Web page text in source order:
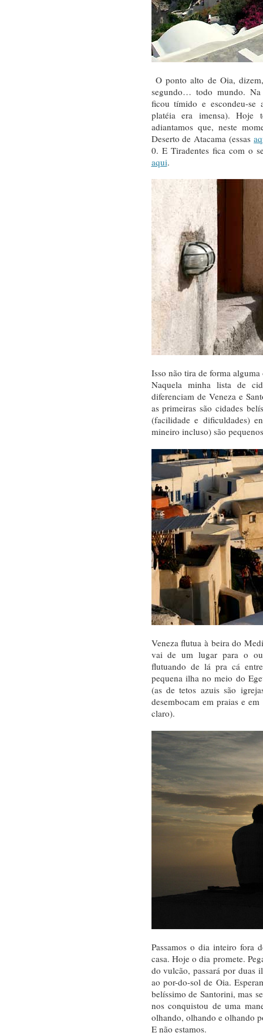
O ponto alto de Oia,
segundo… todo mundo. Na
ficou tímido e escondeu-se
platéia era imensa). Hoje
adiantamos que, neste
Deserto de Atacama (essas
0. E Tiradentes fica com o
aqui.
Isso não tira de forma
Naquela minha lista de
diferenciam de Veneza e
as primeiras são cidades
(facilidade e dificuldades)
mineiro incluso) são
Veneza flutua à beira do
vai de um lugar para o
flutuando de lá pra cá
pequena ilha no meio do
(as de tetos azuis são
desembocam em praias e
claro).
Passamos o dia inteiro fora
casa. Hoje o dia promete.
do vulcão, passará por duas
ao por-do-sol de Oia.
belíssimo de Santorini, mas
nos conquistou de uma
olhando, olhando e olhando
E não estamos.